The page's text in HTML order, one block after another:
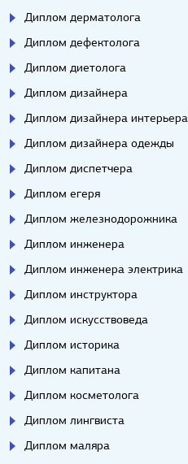
Диплом дерматолога
Диплом дефектолога
Диплом диетолога
Диплом дизайнера
Диплом дизайнера интерьера
Диплом дизайнера одежды
Диплом диспетчера
Диплом егеря
Диплом железнодорожника
Диплом инженера
Диплом инженера электрика
Диплом инструктора
Диплом искусствоведа
Диплом историка
Диплом капитана
Диплом косметолога
Диплом лингвиста
Диплом маляра